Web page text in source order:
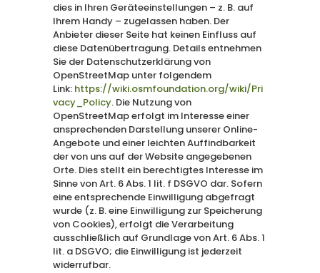
dies in Ihren Geräteeinstellungen – z. B. auf
Ihrem Handy – zugelassen haben. Der
Anbieter dieser Seite hat keinen Einfluss auf
diese Datenübertragung. Details entnehmen
Sie der Datenschutzerklärung von
OpenStreetMap unter folgendem
Link: https://wiki.osmfoundation.org/wiki/Pri
vacy_Policy. Die Nutzung von
OpenStreetMap erfolgt im Interesse einer
ansprechenden Darstellung unserer Online-
Angebote und einer leichten Auffindbarkeit
der von uns auf der Website angegebenen
Orte. Dies stellt ein berechtigtes Interesse im
Sinne von Art. 6 Abs. 1 lit. f DSGVO dar. Sofern
eine entsprechende Einwilligung abgefragt
wurde (z. B. eine Einwilligung zur Speicherung
von Cookies), erfolgt die Verarbeitung
ausschließlich auf Grundlage von Art. 6 Abs. 1
lit. a DSGVO; die Einwilligung ist jederzeit
widerrufbar.